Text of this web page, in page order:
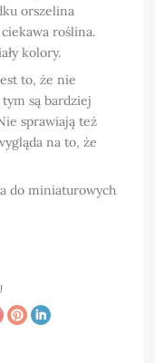
orszelina
roślina.
kolory.
to, że nie
są bardziej
sprawiają też
na to, że
do miniaturowych